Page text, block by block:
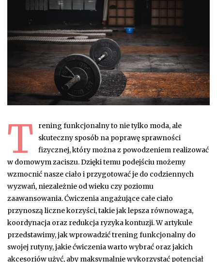
T
rening funkcjonalny to nie tylko moda, ale
skuteczny sposób na poprawę sprawności
fizycznej, który można z powodzeniem realizować
w domowym zaciszu. Dzięki temu podejściu możemy
wzmocnić nasze ciało i przygotować je do codziennych
wyzwań, niezależnie od wieku czy poziomu
zaawansowania. Ćwiczenia angażujące całe ciało
przynoszą liczne korzyści, takie jak lepsza równowaga,
koordynacja oraz redukcja ryzyka kontuzji. W artykule
przedstawimy, jak wprowadzić trening funkcjonalny do
swojej rutyny, jakie ćwiczenia warto wybrać oraz jakich
akcesoriów użyć, aby maksymalnie wykorzystać potencjał